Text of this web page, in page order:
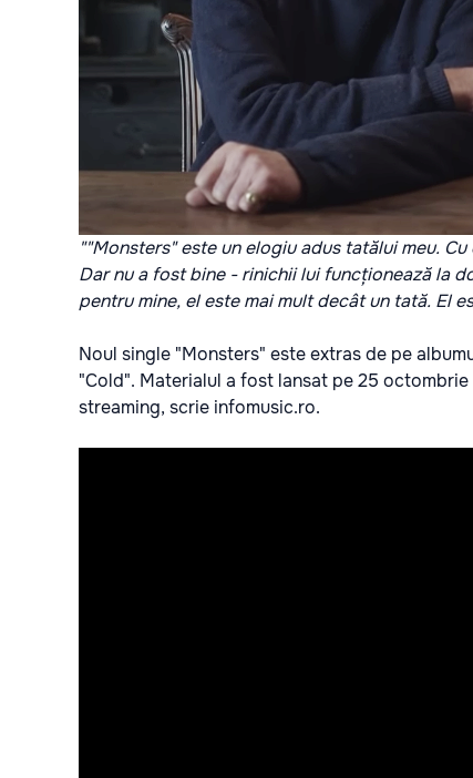
""Monsters" este un elogiu adus tatălui meu.
Dar nu a fost bine - rinichii lui funcționează la
pentru mine, el este mai mult decât un tată. El
Noul single "Monsters" este extras de pe
"Cold". Materialul a fost lansat pe 25
streaming, scrie infomusic.ro.